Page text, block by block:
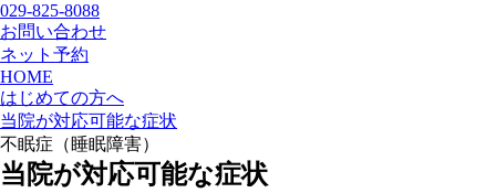
029-825-8088
お問い合わせ
ネット予約
HOME
はじめての方へ
当院が対応可能な症状
不眠症（睡眠障害）
当院が対応可能な症状